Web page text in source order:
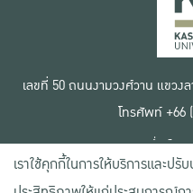
เลขที่ 50 ถนนงามวงศ์วาน แขวง
โทรศัพท์ +66
เงื่อนไขกา
ข้อตกลง
นโยบายค
เราใช้คุกกี้ในการให้บริการและป